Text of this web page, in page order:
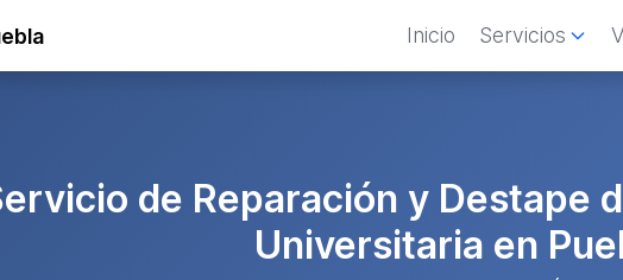
Inicio Servicios
de Reparación y Destape
Universitaria en